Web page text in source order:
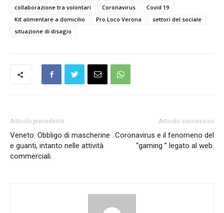
collaborazione tra volontari
Coronavirus
Covid 19
Kit alimentare a domicilio
Pro Loco Verona
settori del sociale
situazione di disagio
Articolo precedente
Veneto: Obbligo di mascherine
e guanti, intanto nelle attività
commerciali.
Articolo successivo
Coronavirus e il fenomeno del
“gaming ” legato al web.